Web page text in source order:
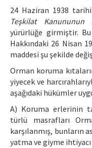
24 Haziran 1938
Teşkilat
yürürlüğe girmiştir.
Hakkındaki 26 Nisan
maddesi şu şekilde
Orman koruma
yiyecek ve
aşağıdaki hükümler
A) Koruma erlerinin
türlü masrafları
karşılanmış, bunların
yatma ve giyme